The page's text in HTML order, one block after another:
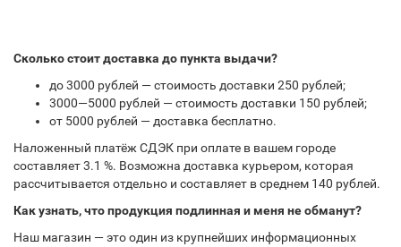
Сколько стоит доставка до пункта выдачи?
до 3000 рублей — стоимость доставки 250 рублей;
3000—5000 рублей — стоимость доставки 150 рублей;
от 5000 рублей — доставка бесплатно.
Наложенный платёж СДЭК при оплате в вашем городе
составляет 3.1 %. Возможна доставка курьером, которая
рассчитывается отдельно и составляет в среднем 140 рублей.
Как узнать, что продукция подлинная и меня не обманут?
Наш магазин — это один из крупнейших информационных